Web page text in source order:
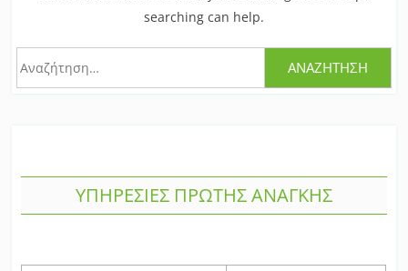
searching can help.
ΥΠΗΡΕΣΙΕΣ ΠΡΩΤΗΣ ΑΝΑΓΚΗΣ